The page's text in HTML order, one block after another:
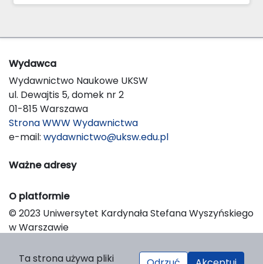
Wydawca
Wydawnictwo Naukowe UKSW
ul. Dewajtis 5, domek nr 2
01-815 Warszawa
Strona WWW Wydawnictwa
e-mail: wydawnictwo@uksw.edu.pl
Ważne adresy
O platformie
© 2023 Uniwersytet Kardynała Stefana Wyszyńskiego
w Warszawie
Platform & Workflow by OJS/PKP
Ta strona używa pliki